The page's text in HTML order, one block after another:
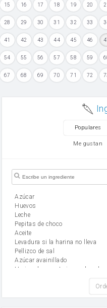
15 16 17 18 19 20
28 29 30 31 32 33
41 42 43 44 45 46
54 55 56 57 58 59
67 68 69 70 71 72
Populares
Me gustan
Azúcar
huevos
leche
Pepitas de choco
aceite
Levadura si la harina no lleva
Pellizco de sal
Azúcar avainillado
Harina de reposteria con levadura
mantequilla